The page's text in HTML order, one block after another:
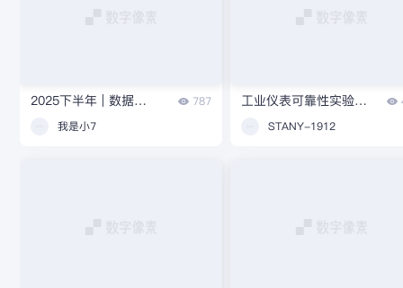
2025下半年 | 数据可视化杂练
787
我是小7
工业仪表可靠性实验室可视化平台
STANY-1912